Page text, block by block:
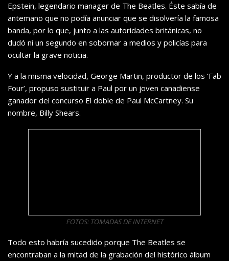
Epstein, legendario manager de The Beatles. Éste sabía de
antemano que no podía anunciar que se disolvería la famosa
banda, por lo que, junto a las autoridades británicas, no
dudó ni un segundo en sobornar a medios y policías para
ocultar la grave noticia.
Y a la misma velocidad, George Martin, productor de los ‘Fab
Four’, propuso sustituir a Paul por un joven canadiense
ganador del concurso El doble de Paul McCartney. Su
nombre, Billy Shears.
FOTOS: TOMADAS DE INTERNET
Todo esto habría sucedido porque The Beatles se
encontraban a la mitad de la grabación del histórico álbum